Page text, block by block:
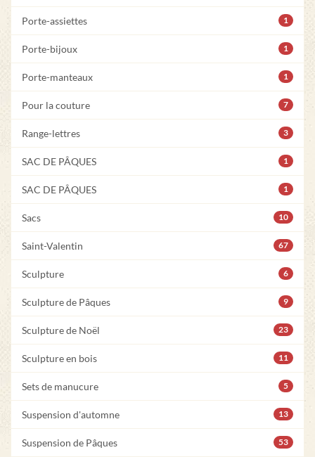
Porte-assiettes 1
Porte-bijoux 1
Porte-manteaux 1
Pour la couture 7
Range-lettres 3
SAC DE PÂQUES 1
SAC DE PÂQUES 1
Sacs 10
Saint-Valentin 67
Sculpture 6
Sculpture de Pâques 9
Sculpture de Noël 23
Sculpture en bois 11
Sets de manucure 5
Suspension d'automne 13
Suspension de Pâques 53